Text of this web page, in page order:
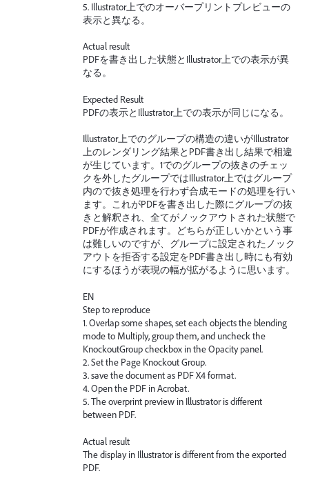
5. Illustrator上でのオーバープリントプレビューの
表示と異なる。
Actual result
PDFを書き出した状態とIllustrator上での表示が異
なる。
Expected Result
PDFの表示とIllustrator上での表示が同じになる。
Illustrator上でのグループの構造の違いがIllustrator
上のレンダリング結果とPDF書き出し結果で相違
が生じています。1でのグループの抜きのチェッ
クを外したグループではIllustrator上ではグループ
内ので抜き処理を行わず合成モードの処理を行い
ます。これがPDFを書き出した際にグループの抜
きと解釈され、全てがノックアウトされた状態で
PDFが作成されます。どちらが正しいかという事
は難しいのですが、グループに設定されたノック
アウトを拒否する設定をPDF書き出し時にも有効
にするほうが表現の幅が拡がるように思います。
EN
Step to reproduce
1. Overlap some shapes, set each objects the blending
mode to Multiply, group them, and uncheck the
KnockoutGroup checkbox in the Opacity panel.
2. Set the Page Knockout Group.
3. save the document as PDF X4 format.
4. Open the PDF in Acrobat.
5. The overprint preview in Illustrator is different
between PDF.
Actual result
The display in Illustrator is different from the exported
PDF.